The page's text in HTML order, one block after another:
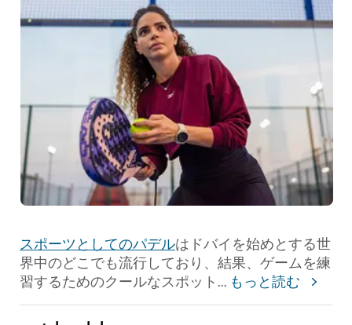
スポーツとしてのパデルはドバイを始めとする世
界中のどこでも流行しており、結果、ゲームを練
習するためのクールなスポット... もっと読む